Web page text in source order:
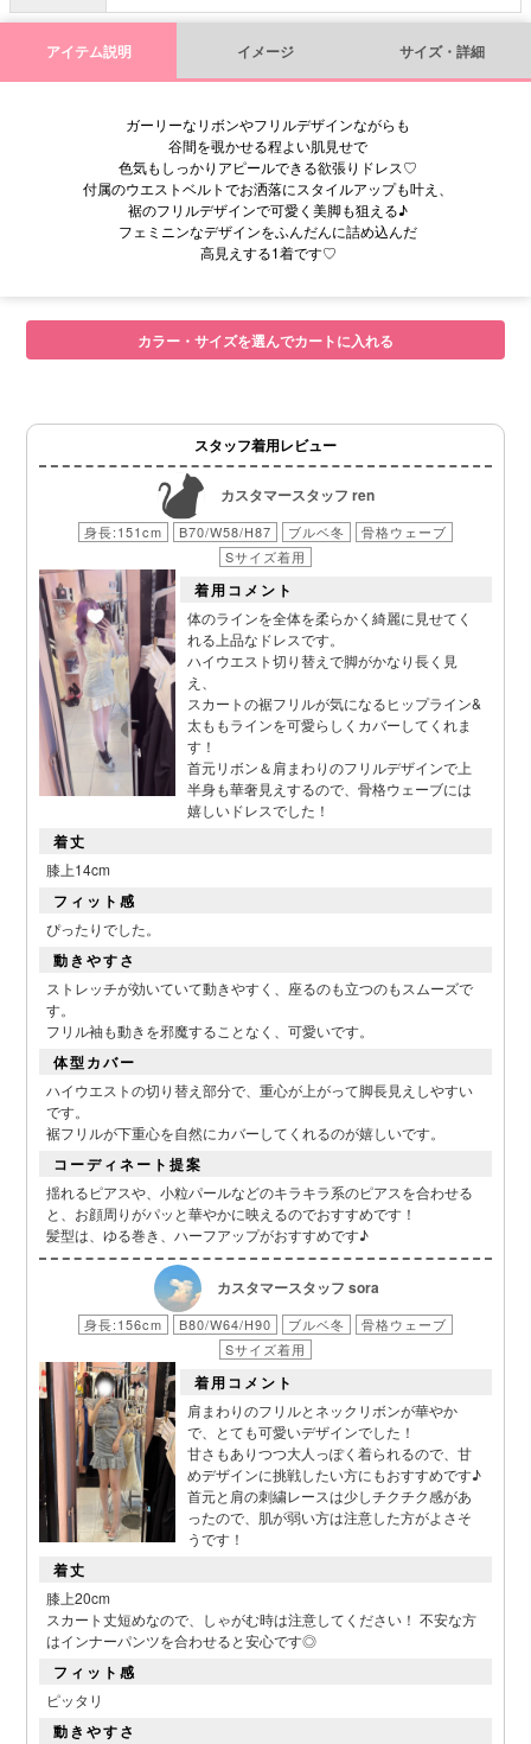
アイテム説明 イメージ サイズ・詳細
ガーリーなリボンやフリルデザインながらも
谷間を覗かせる程よい肌見せで
色気もしっかりアピールできる欲張りドレス♡
付属のウエストベルトでお洒落にスタイルアップも叶え、
裾のフリルデザインで可愛く美脚も狙える♪
フェミニンなデザインをふんだんに詰め込んだ
高見えする1着です♡
■スペック表
カラー・サイズを選んでカートに入れる
スタッフ着用レビュー
カスタマースタッフ ren
身長:151cm B70/W58/H87 ブルベ冬
骨格ウェーブ
Sサイズ着用
着用コメント
体のラインを全体を柔らかく綺麗に見せてく
れる上品なドレスです。
ハイウエスト切り替えで脚がかなり長く見
え、
スカートの裾フリルが気になるヒップライン&
太ももラインを可愛らしくカバーしてくれま
す！
首元リボン＆肩まわりのフリルデザインで上
半身も華奢見えするので、骨格ウェーブには
嬉しいドレスでした！
着丈
膝上14cm
フィット感
ぴったりでした。
動きやすさ
ストレッチが効いていて動きやすく、座るのも立つのもスムーズで
す。
フリル袖も動きを邪魔することなく、可愛いです。
体型カバー
ハイウエストの切り替え部分で、重心が上がって脚長見えしやすい
です。
裾フリルが下重心を自然にカバーしてくれるのが嬉しいです。
コーディネート提案
揺れるピアスや、小粒パールなどのキラキラ系のピアスを合わせる
と、お顔周りがパッと華やかに映えるのでおすすめです！
髪型は、ゆる巻き、ハーフアップがおすすめです♪
カスタマースタッフ sora
身長:156cm B80/W64/H90 ブルベ冬
骨格ウェーブ
Sサイズ着用
着用コメント
肩まわりのフリルとネックリボンが華やか
で、とても可愛いデザインでした！
甘さもありつつ大人っぽく着られるので、甘
めデザインに挑戦したい方にもおすすめです♪
首元と肩の刺繍レースは少しチクチク感があ
ったので、肌が弱い方は注意した方がよさそ
うです！
着丈
膝上20cm
スカート丈短めなので、しゃがむ時は注意してください！ 不安な方
はインナーパンツを合わせると安心です◎
フィット感
ピッタリ
動きやすさ